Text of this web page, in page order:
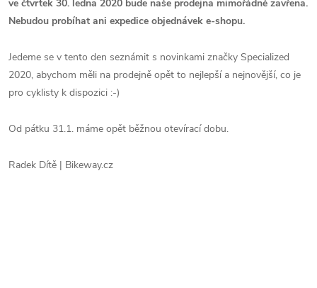
ve čtvrtek 30. ledna 2020 bude naše prodejna mimořádně zavřena.
Nebudou probíhat ani expedice objednávek e-shopu.
Jedeme se v tento den seznámit s novinkami značky Specialized
2020, abychom měli na prodejně opět to nejlepší a nejnovější, co je
pro cyklisty k dispozici :-)
Od pátku 31.1. máme opět běžnou otevírací dobu.
Radek Dítě | Bikeway.cz